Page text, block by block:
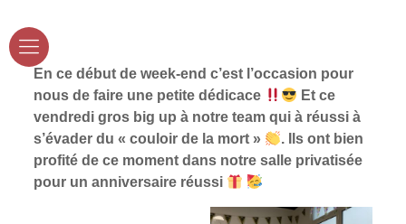
En ce début de week-end c’est l’occasion pour
nous de faire une petite dédicace
Et ce
vendredi gros big up à notre team qui à réussi à
s’évader du « couloir de la mort »
. Ils ont bien
profité de ce moment dans notre salle privatisée
pour un anniversaire réussi